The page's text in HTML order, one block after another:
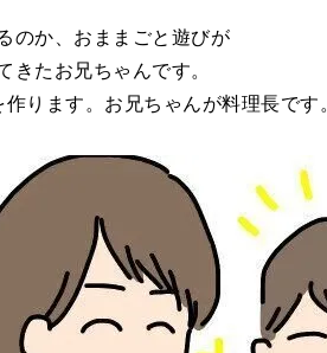
のか、おままごと遊びが
きたお兄ちゃんです。
ります。お兄ちゃんが料理長です。